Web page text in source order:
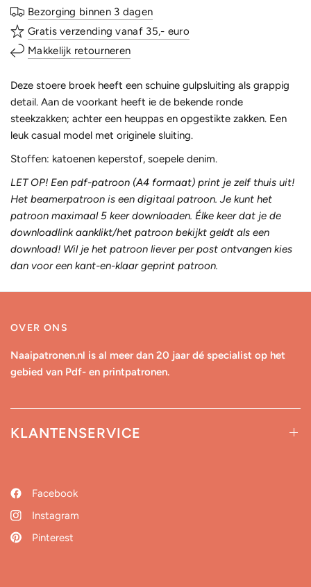
Bezorging binnen 3 dagen
Gratis verzending vanaf 35,- euro
Makkelijk retourneren
Deze stoere broek heefteen schuine gulpsluiting als grappig
detail.Aan de voorkant heeft ie de bekende ronde
steekzakken; achter een heuppas en opgestikte zakken. Een
leuk casual model metoriginele sluiting.
Stoffen: katoenen keperstof, soepele denim.
LET OP! Een pdf-patroon (A4 formaat) print je zelf thuis uit!
Het beamerpatroon is een digitaal patroon. Je kunt het
patroon maximaal 5 keer downloaden. Élke keer dat je de
downloadlink aanklikt/het patroon bekijkt geldt als een
download! Wil je het patroon liever per post ontvangen kies
dan voor een kant-en-klaar geprint patroon.
OVER ONS
Naaipatronen.nl is al meer dan 20 jaar dé specialist op het
gebied van Pdf- en printpatronen.
KLANTENSERVICE
Facebook
Instagram
Pinterest